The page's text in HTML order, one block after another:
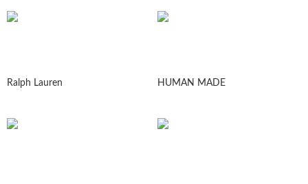
Ralph Lauren HUMAN MADE